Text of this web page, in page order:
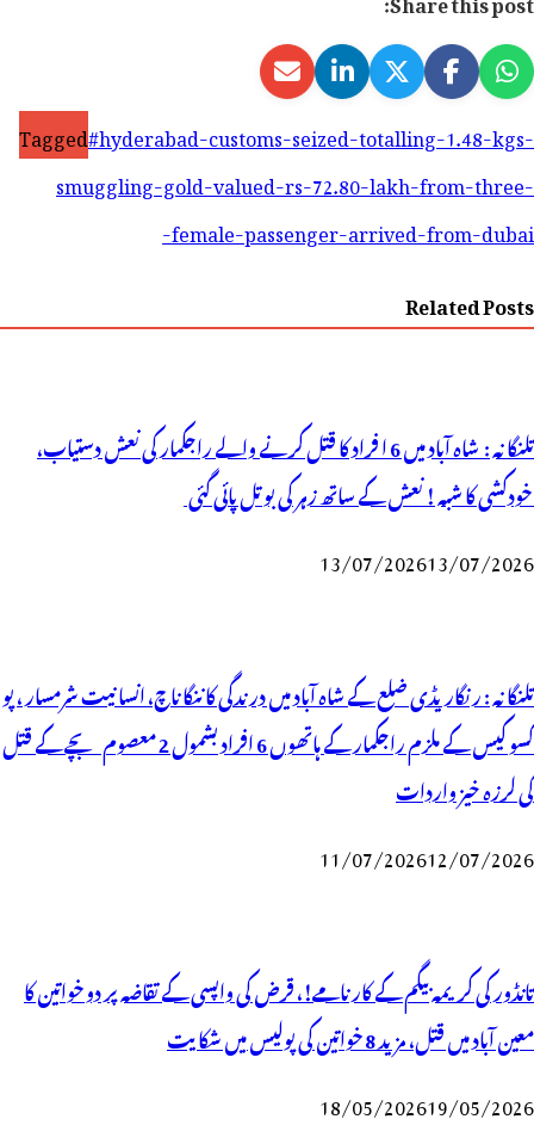
Tagged#hyderabad-customs-seized-totalling-1.48-kgs-
smuggling-gold-valued-rs-72.80-lakh-from-three-
female-passenger-arrived-from-dubai-
Related Posts
تلنگانہ : شاہ آباد میں 6 ا فراد کا قتل کرنے والے راجکمار کی نعش دستیاب،
خودکشی کا شبہ ! نعش کے ساتھ زہر کی بوتل پائی گئی
13/07/202613/07/2026
تلنگانہ : رنگاریڈی ضلع کے شاہ آباد میں درندگی کا ننگا ناچ، انسانیت شرمسار ، پو
کسو کیس کے ملزم راجکمار کے ہاتھوں 6 افراد بشمول 2 معصوم بچے کے قتل
کی لرزہ خیز واردات
11/07/202612/07/2026
تانڈور کی کریمہ بیگم کے کارنامے!، قرض کی واپسی کے تقاضہ پر دو خواتین کا
معین آباد میں قتل، مزید 8 خواتین کی پولیس میں شکایت
18/05/202619/05/2026